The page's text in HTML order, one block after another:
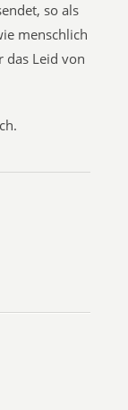
so als
menschlich
das Leid von